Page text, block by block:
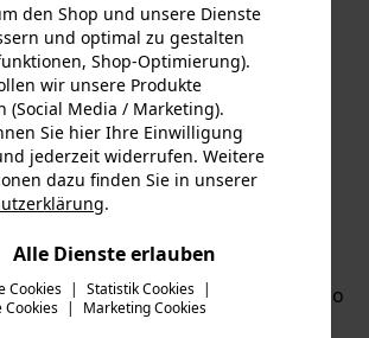
2 3 4 111
KOX: Forsthelme mit
Gehörschutz
im Forst kommt es auf
für den gesamten Kopf
mit Gesichtsschutz ebenso
Gehörschutz. Da verschiedene
den Shop und unsere Dienste
und optimal zu gestalten
Shop-Optimierung).
wir unsere Produkte
(Social Media / Marketing).
Sie hier Ihre Einwilligung
jederzeit widerrufen. Weitere
dazu finden Sie in unserer
.
Alle Dienste erlauben
Cookies | Statistik Cookies |
Cookies | Marketing Cookies
Fehler aufgetreten. Bitte
Sie es erneut.